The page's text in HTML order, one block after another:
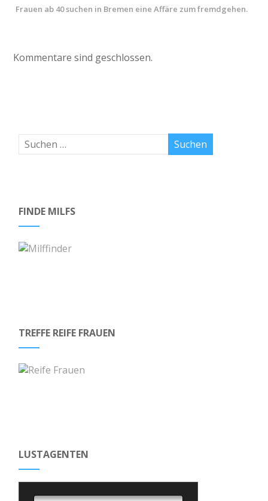
Frauen ab 40 suchen in Bremen eine Affäre zum fremdgehen.
Kommentare sind geschlossen.
FINDE MILFS
TREFFE REIFE FRAUEN
LUSTAGENTEN